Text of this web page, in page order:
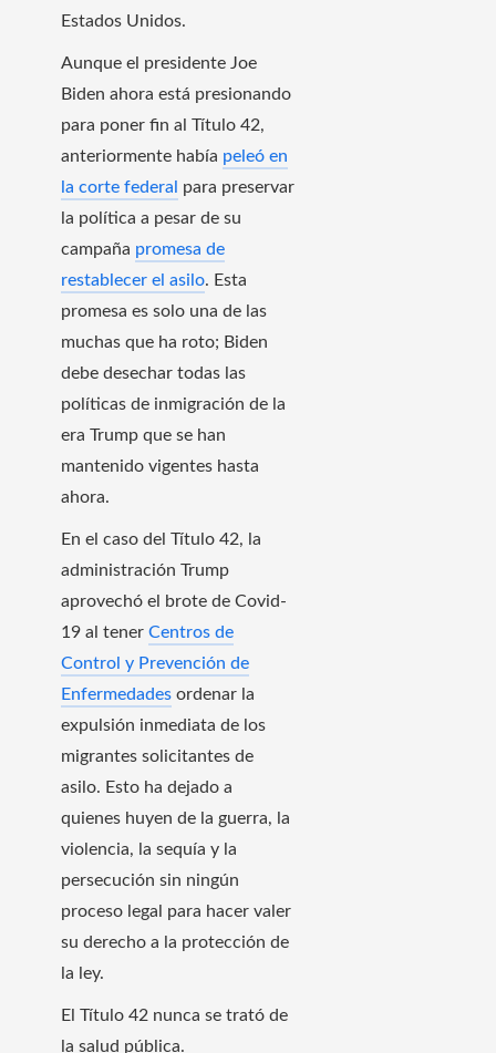
Estados Unidos.
Aunque el presidente Joe
Biden ahora está presionando
para poner fin al Título 42,
anteriormente había peleó en
la corte federal
para preservar
la política a pesar de su
campaña promesa de
restablecer el asilo. Esta
promesa es solo una de las
muchas que ha roto; Biden
debe desechar todas las
políticas de inmigración de la
era Trump que se han
mantenido vigentes hasta
ahora.
En el caso del Título 42, la
administración Trump
aprovechó el brote de Covid-
19 al tener Centros de
Control y Prevención de
Enfermedades ordenar la
expulsión inmediata de los
migrantes solicitantes de
asilo. Esto ha dejado a
quienes huyen de la guerra, la
violencia, la sequía y la
persecución sin ningún
proceso legal para hacer valer
su derecho a la protección de
la ley.
El Título 42 nunca se trató de
la salud pública.